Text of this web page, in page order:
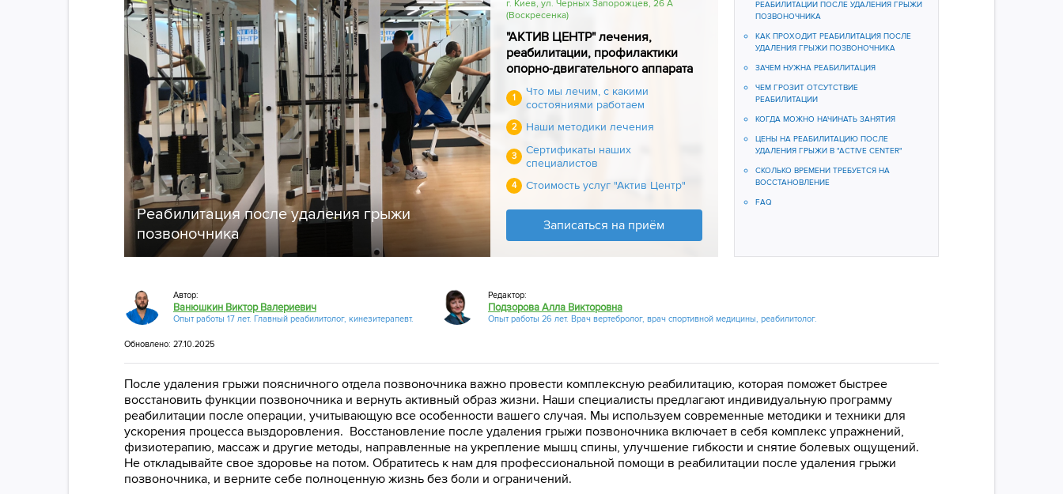
Реабилитация после удаления грыжи
позвоночника
г. Киев, ул. Черных Запорожцев, 26 А
(Воскресенка)
"АКТИВ ЦЕНТР" лечения,
реабилитации, профилактики
опорно-двигательного аппарата
1
Что мы лечим, с какими
состояниями работаем
2 Наши методики лечения
3
Сертификаты наших
специалистов
4 Стоимость услуг "Актив Центр"
Записаться на приём
РЕАБИЛИТАЦИИ ПОСЛЕ УДАЛЕНИЯ ГРЫЖИ
ПОЗВОНОЧНИКА
КАК ПРОХОДИТ РЕАБИЛИТАЦИЯ ПОСЛЕ
УДАЛЕНИЯ ГРЫЖИ ПОЗВОНОЧНИКА
ЗАЧЕМ НУЖНА РЕАБИЛИТАЦИЯ​​​​​​​
ЧЕМ ГРОЗИТ ОТСУТСТВИЕ
РЕАБИЛИТАЦИИ
КОГДА МОЖНО НАЧИНАТЬ ЗАНЯТИЯ
ЦЕНЫ НА РЕАБИЛИТАЦИЮ ПОСЛЕ
УДАЛЕНИЯ ГРЫЖИ В "ACTIVE CENTER"
СКОЛЬКО ВРЕМЕНИ ТРЕБУЕТСЯ НА
ВОССТАНОВЛЕНИЕ
FAQ
Автор:
Ванюшкин Виктор Валериевич
Опыт работы 17 лет. Главный реабилитолог, кинезитерапевт.
Редактор:
Подзорова Алла Викторовна
Опыт работы 26 лет. Врач вертебролог, врач спортивной медицины, реабилитолог.
Обновлено: 27.10.2025
После удаления грыжи поясничного отдела позвоночника важно провести комплексную реабилитацию, которая поможет быстрее
восстановить функции позвоночника и вернуть активный образ жизни. Наши специалисты предлагают индивидуальную программу
реабилитации после операции, учитывающую все особенности вашего случая. Мы используем современные методики и техники для
ускорения процесса выздоровления. Восстановление после удаления грыжи позвоночника включает в себя комплекс упражнений,
физиотерапию, массаж и другие методы, направленные на укрепление мышц спины, улучшение гибкости и снятие болевых ощущений.
Не откладывайте свое здоровье на потом. Обратитесь к нам для профессиональной помощи в реабилитации после удаления грыжи
позвоночника, и верните себе полноценную жизнь без боли и ограничений.